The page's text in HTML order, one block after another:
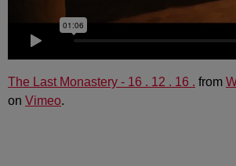
The Last Monastery - 16 . 12 . 16 . from
on Vimeo.